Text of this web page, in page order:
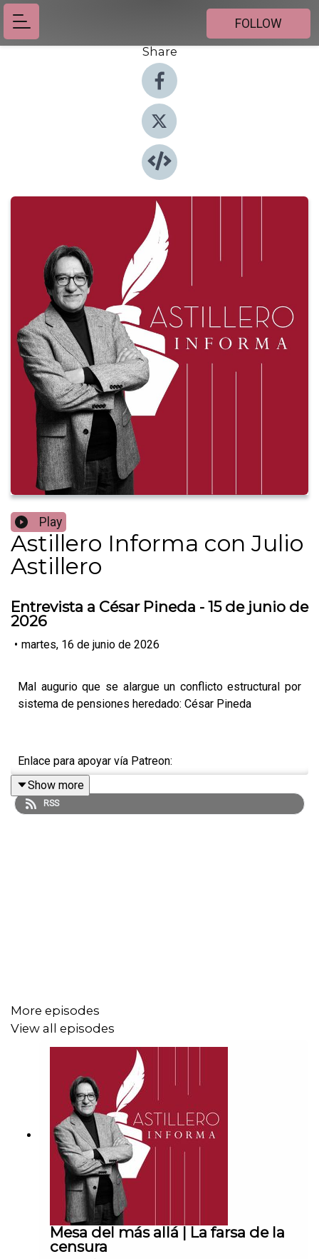
FOLLOW
Share
Play
Astillero Informa con Julio
Astillero
Entrevista a César Pineda - 15 de junio de
2026
• martes, 16 de junio de 2026
Mal augurio que se alargue un conflicto estructural por
sistema de pensiones heredado: César Pineda
Enlace para apoyar vía Patreon:
https://www.patreon.com/julioastillero
Tienda:
https://julioastillerotienda.com/
Show more
RSS
More episodes
View all episodes
Mesa del más allá | La farsa de la
censura